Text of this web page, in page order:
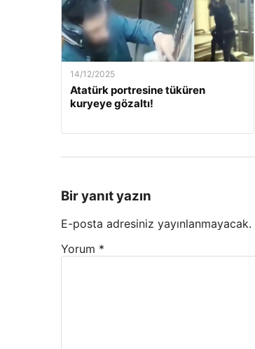
14/12/2025
Atatürk portresine tüküren
kuryeye gözaltı!
Bir yanıt yazın
E-posta adresiniz yayınlanmayacak.
Yorum *